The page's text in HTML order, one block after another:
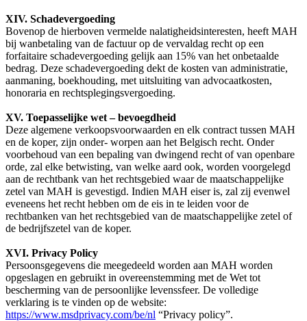
XIV. Schadevergoeding
Bovenop de hierboven vermelde nalatigheidsinteresten, heeft MAH
bij wanbetaling van de factuur op de vervaldag recht op een
forfaitaire schadevergoeding gelijk aan 15% van het onbetaalde
bedrag. Deze schadevergoeding dekt de kosten van administratie,
aanmaning, boekhouding, met uitsluiting van advocaatkosten,
honoraria en rechtsplegingsvergoeding.
XV. Toepasselijke wet – bevoegdheid
Deze algemene verkoopsvoorwaarden en elk contract tussen MAH
en de koper, zijn onder- worpen aan het Belgisch recht. Onder
voorbehoud van een bepaling van dwingend recht of van openbare
orde, zal elke betwisting, van welke aard ook, worden voorgelegd
aan de rechtbank van het rechtsgebied waar de maatschappelijke
zetel van MAH is gevestigd. Indien MAH eiser is, zal zij evenwel
eveneens het recht hebben om de eis in te leiden voor de
rechtbanken van het rechtsgebied van de maatschappelijke zetel of
de bedrijfszetel van de koper.
XVI. Privacy Policy
Persoonsgegevens die meegedeeld worden aan MAH worden
opgeslagen en gebruikt in overeenstemming met de Wet tot
bescherming van de persoonlijke levenssfeer. De volledige
verklaring is te vinden op de website:
https://www.msdprivacy.com/be/nl “Privacy policy”.